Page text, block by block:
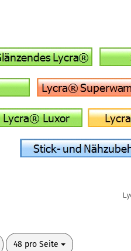
48 pro Seite
pro Seite